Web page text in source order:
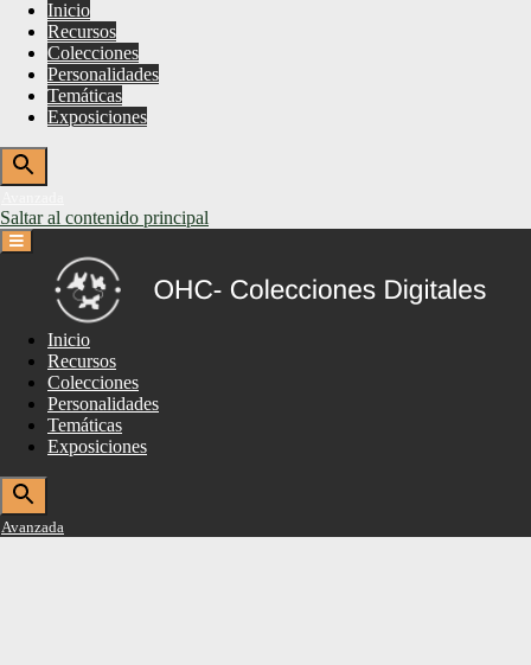
Inicio
Recursos
Colecciones
Personalidades
Temáticas
Exposiciones
Saltar al contenido principal
Inicio
Recursos
Colecciones
Personalidades
Temáticas
Exposiciones
Avanzada